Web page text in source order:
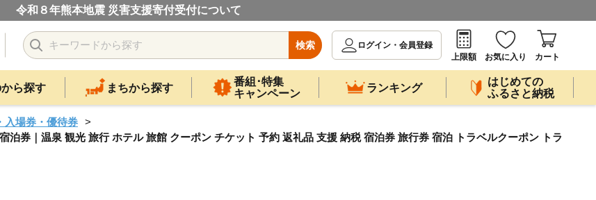
令和８年熊本地震 災害支援寄付受付について
検索
ログイン・会員登録
上限額
お気に入り カート
から探す まちから探す
番組･特集
キャンペーン
ランキング
はじめての
ふるさと納税
入場券・優待券
券｜温泉 観光 旅行 ホテル 旅館 クーポン チケット 予約 返礼品 支援 納税 宿泊券 旅行券 宿泊 トラベルクーポン トラ